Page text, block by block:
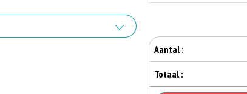
Aantal :
Totaal :